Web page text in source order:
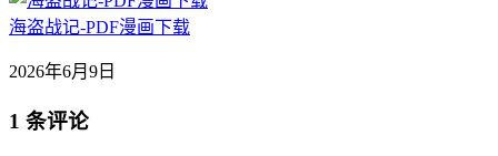
海盗战记-PDF漫画下载
2026年6月9日
1 条评论